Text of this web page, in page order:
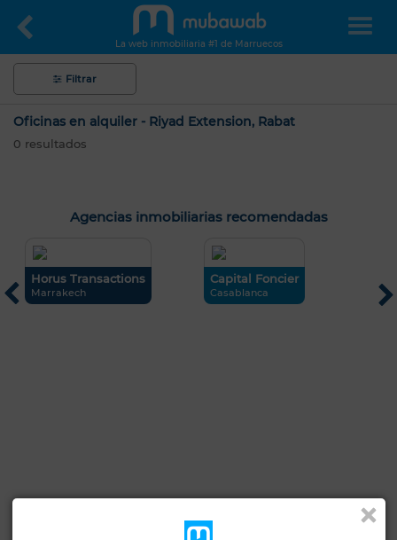
La web inmobiliaria #1 de Marruecos
Filtrar
Oficinas en alquiler - Riyad Extension, Rabat
0 resultados
Agencias inmobiliarias recomendadas
Horus Transactions
Marrakech
Capital Foncier
Casablanca